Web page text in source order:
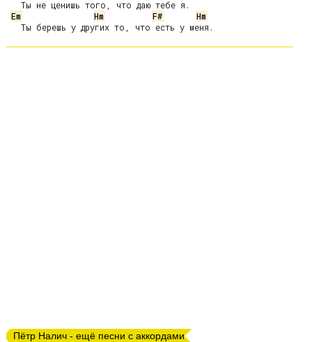
Em
Hm F#
Hm
Пётр Налич - ещё песни с аккордами